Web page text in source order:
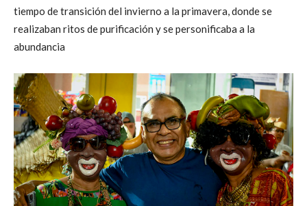
tiempo de transición del invierno a la primavera, donde se
realizaban ritos de purificación y se personificaba a la
abundancia